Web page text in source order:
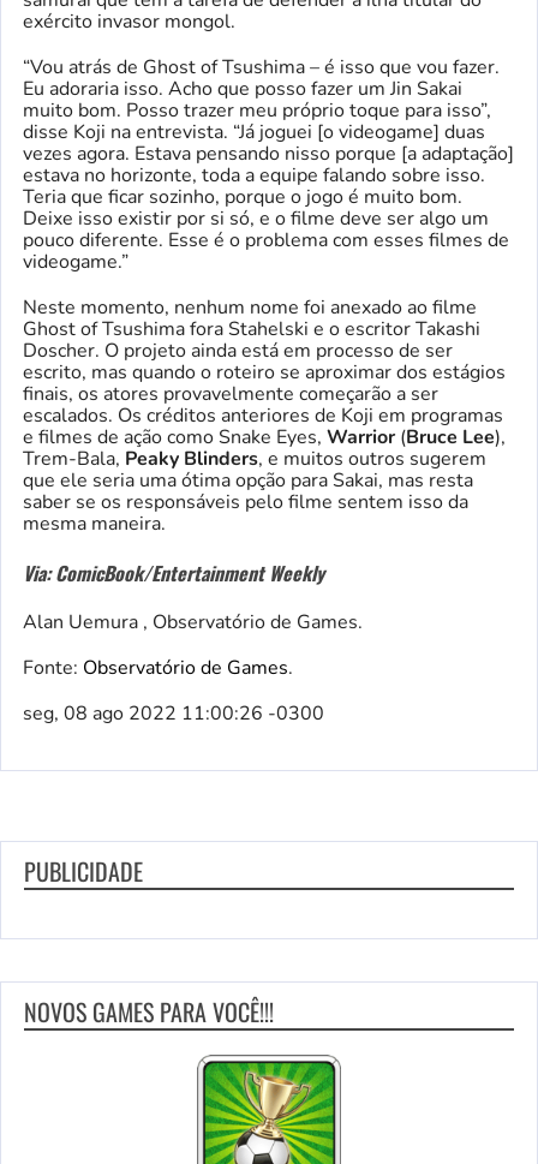
exército invasor mongol.
“Vou atrás de Ghost of Tsushima – é isso que vou fazer.
Eu adoraria isso. Acho que posso fazer um Jin Sakai
muito bom. Posso trazer meu próprio toque para isso”,
disse Koji na entrevista. “Já joguei [o videogame] duas
vezes agora. Estava pensando nisso porque [a adaptação]
estava no horizonte, toda a equipe falando sobre isso.
Teria que ficar sozinho, porque o jogo é muito bom.
Deixe isso existir por si só, e o filme deve ser algo um
pouco diferente. Esse é o problema com esses filmes de
videogame.”
Neste momento, nenhum nome foi anexado ao filme
Ghost of Tsushima fora Stahelski e o escritor Takashi
Doscher. O projeto ainda está em processo de ser
escrito, mas quando o roteiro se aproximar dos estágios
finais, os atores provavelmente começarão a ser
escalados. Os créditos anteriores de Koji em programas
e filmes de ação como Snake Eyes, Warrior (Bruce Lee),
Trem-Bala, Peaky Blinders, e muitos outros sugerem
que ele seria uma ótima opção para Sakai, mas resta
saber se os responsáveis ​​pelo filme sentem isso da
mesma maneira.
Via: ComicBook/Entertainment Weekly
Alan Uemura , Observatório de Games.
Fonte: Observatório de Games.
seg, 08 ago 2022 11:00:26 -0300
PUBLICIDADE
NOVOS GAMES PARA VOCÊ!!!